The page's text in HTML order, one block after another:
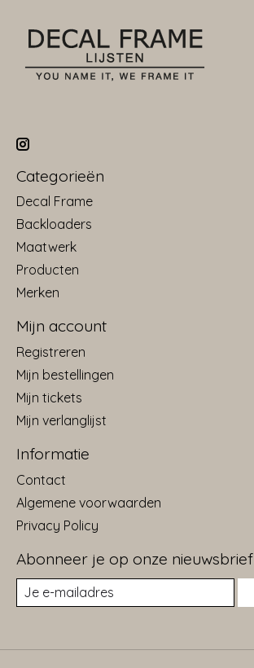
Categorieën
Decal Frame
Backloaders
Maatwerk
Producten
Merken
Mijn account
Registreren
Mijn bestellingen
Mijn tickets
Mijn verlanglijst
Informatie
Contact
Algemene voorwaarden
Privacy Policy
Abonneer je op onze nieuwsbrief